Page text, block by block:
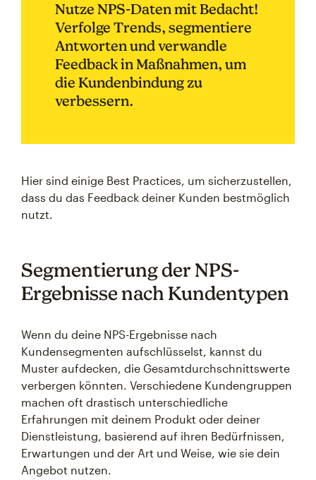
Nutze NPS-Daten mit Bedacht!
Verfolge Trends, segmentiere
Antworten und verwandle
Feedback in Maßnahmen, um
die Kundenbindung zu
verbessern.
Hier sind einige Best Practices, um sicherzustellen,
dass du das Feedback deiner Kunden bestmöglich
nutzt.
Segmentierung der NPS-
Ergebnisse nach Kundentypen
Wenn du deine NPS-Ergebnisse nach
Kundensegmenten aufschlüsselst, kannst du
Muster aufdecken, die Gesamtdurchschnittswerte
verbergen könnten. Verschiedene Kundengruppen
machen oft drastisch unterschiedliche
Erfahrungen mit deinem Produkt oder deiner
Dienstleistung, basierend auf ihren Bedürfnissen,
Erwartungen und der Art und Weise, wie sie dein
Angebot nutzen.